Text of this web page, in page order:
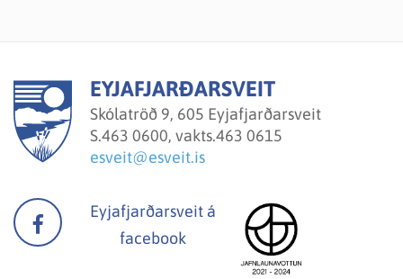
EYJAFJARÐARSVEIT
Skólatröð 9, 605 Eyjafjarðarsveit
S.463 0600, vakts.463 0615
esveit@esveit.is
Eyjafjarðarsveit á
facebook